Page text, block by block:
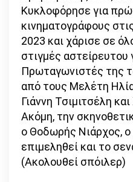
(Ταινία)
Κυκλοφόρησε για
κινηματογράφους
2023 και χάρισε σε
στιγμές αστείρευτου
Πρωταγωνιστές της
από τους Μελέτη
Γιάννη Τσιμιτσέλη
Ακόμη, την
ο Θοδωρής Νιάρχος, ο
επιμεληθεί και το
(Ακολουθεί σπόιλερ)